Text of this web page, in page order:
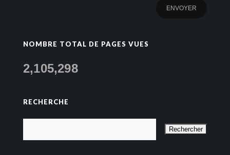
NOMBRE TOTAL DE PAGES VUES
2,105,298
RECHERCHE